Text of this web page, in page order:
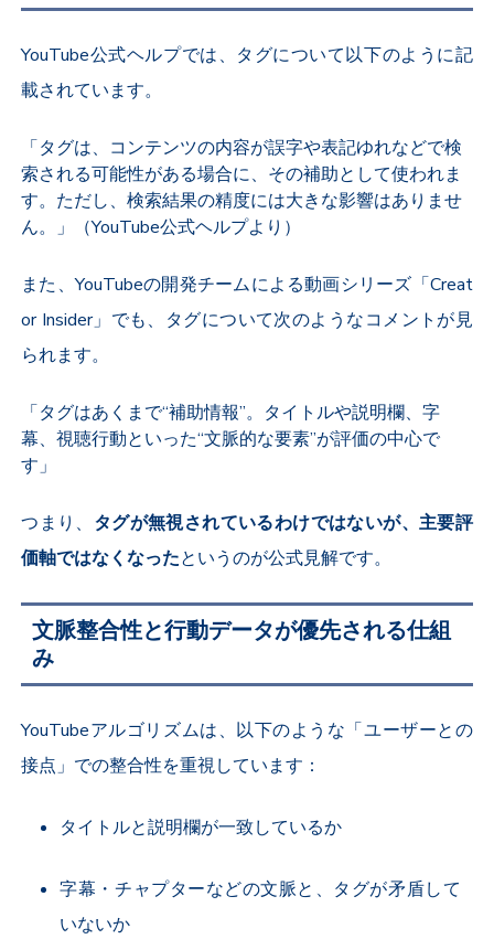
YouTube公式ヘルプでは、タグについて以下のように記
載されています。
「タグは、コンテンツの内容が誤字や表記ゆれなどで検
索される可能性がある場合に、その補助として使われま
す。ただし、検索結果の精度には大きな影響はありませ
ん。」（YouTube公式ヘルプより）
また、YouTubeの開発チームによる動画シリーズ「Creat
or Insider」でも、タグについて次のようなコメントが見
られます。
「タグはあくまで“補助情報”。タイトルや説明欄、字
幕、視聴行動といった“文脈的な要素”が評価の中心で
す」
つまり、 タグが無視されているわけではないが、主要評
価軸ではなくなったというのが公式見解です。
文脈整合性と行動データが優先される仕組
み
YouTubeアルゴリズムは、以下のような「ユーザーとの
接点」での整合性を重視しています：
タイトルと説明欄が一致しているか
字幕・チャプターなどの文脈と、タグが矛盾して
いないか